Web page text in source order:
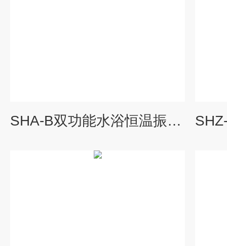
SHA-B双功能水浴恒温振荡器